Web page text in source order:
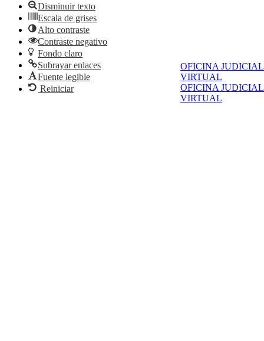
OFICINA JUDICIAL
VIRTUAL
OFICINA JUDICIAL
VIRTUAL
Disminuir texto
Escala de grises
Alto contraste
Contraste negativo
Fondo claro
Subrayar enlaces
Fuente legible
Reiniciar